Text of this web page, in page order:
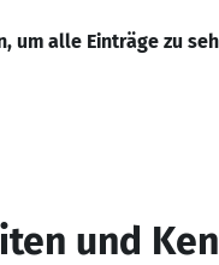
um alle Einträge zu
und